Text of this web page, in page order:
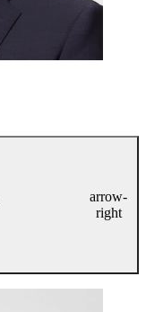
arrow-
right